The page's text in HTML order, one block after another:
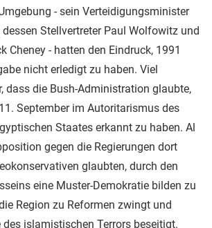
- sein Verteidigungsminister
Stellvertreter Paul Wolfowitz und
Cheney - hatten den Eindruck, 1991
nicht erledigt zu haben. Viel
dass die Bush-Administration glaubte,
September im Autoritarismus des
Staates erkannt zu haben. Al
gegen die Regierungen dort
glaubten, durch den
eine Muster-Demokratie bilden zu
Region zu Reformen zwingt und
islamistischen Terrors beseitigt.